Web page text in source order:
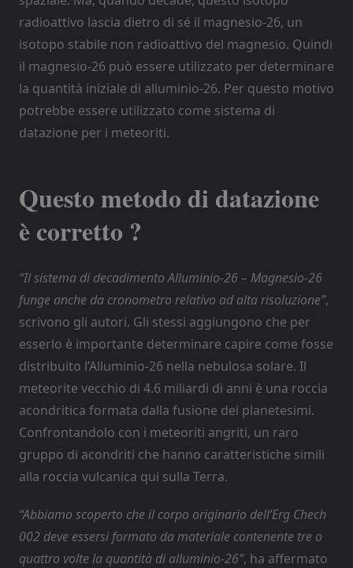
radioattivo lascia dietro di sé il magnesio-26, un
isotopo stabile non radioattivo del magnesio. Quindi
il magnesio-26 può essere utilizzato per determinare
la quantità iniziale di alluminio-26. Per questo motivo
potrebbe essere utilizzato come sistema di
datazione per i meteoriti.
Questo metodo di datazione
è corretto ?
“Il sistema di decadimento Alluminio-26 – Magnesio-26
funge anche da cronometro relativo ad alta risoluzione”,
scrivono gli autori. Gli stessi aggiungono che per
esserlo è importante determinare capire come fosse
distribuito l’Alluminio-26 nella nebulosa solare. Il
meteorite vecchio di 4.6 miliardi di anni è una roccia
acondritica formata dalla fusione dei planetesimi.
Confrontandolo con i meteoriti angriti, un raro
gruppo di acondriti che hanno caratteristiche simili
alla roccia vulcanica qui sulla Terra.
“Abbiamo scoperto che il corpo originario dell’Erg Chech
002 deve essersi formato da materiale contenente tre o
quattro volte la quantità di alluminio-26”, ha affermato